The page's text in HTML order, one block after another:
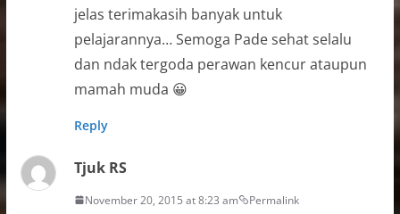
jelas terimakasih banyak untuk
pelajarannya… Semoga Pade sehat selalu
dan ndak tergoda perawan kencur ataupun
mamah muda 😀
Reply
Tjuk RS
November 20, 2015 at 8:23 am Permalink